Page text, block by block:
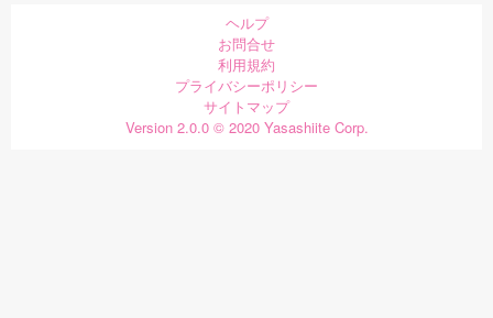
ヘルプ
お問合せ
利用規約
プライバシーポリシー
サイトマップ
Version 2.0.0 © 2020 Yasashiite Corp.